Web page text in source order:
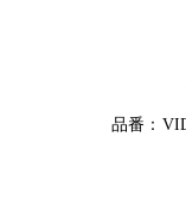
品番：